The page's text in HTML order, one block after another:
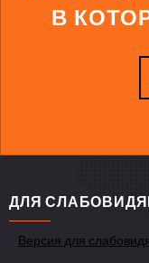
В
ДЛЯ
Версия для